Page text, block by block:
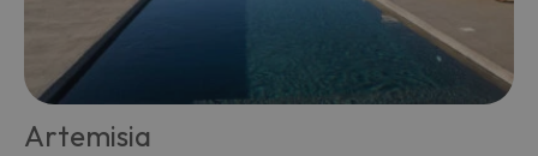
Artemisia